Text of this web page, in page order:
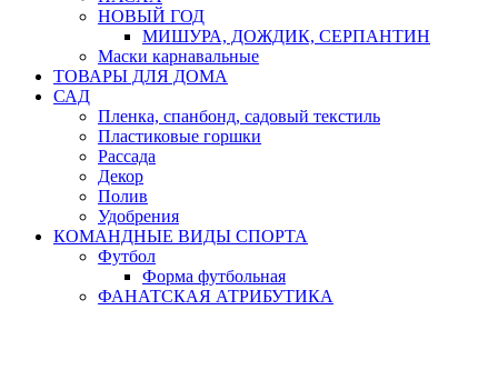
НОВЫЙ ГОД
МИШУРА, ДОЖДИК, СЕРПАНТИН
Маски карнавальные
ТОВАРЫ ДЛЯ ДОМА
САД
Пленка, спанбонд, садовый текстиль
Пластиковые горшки
Рассада
Декор
Полив
Удобрения
КОМАНДНЫЕ ВИДЫ СПОРТА
Футбол
Форма футбольная
ФАНАТСКАЯ АТРИБУТИКА